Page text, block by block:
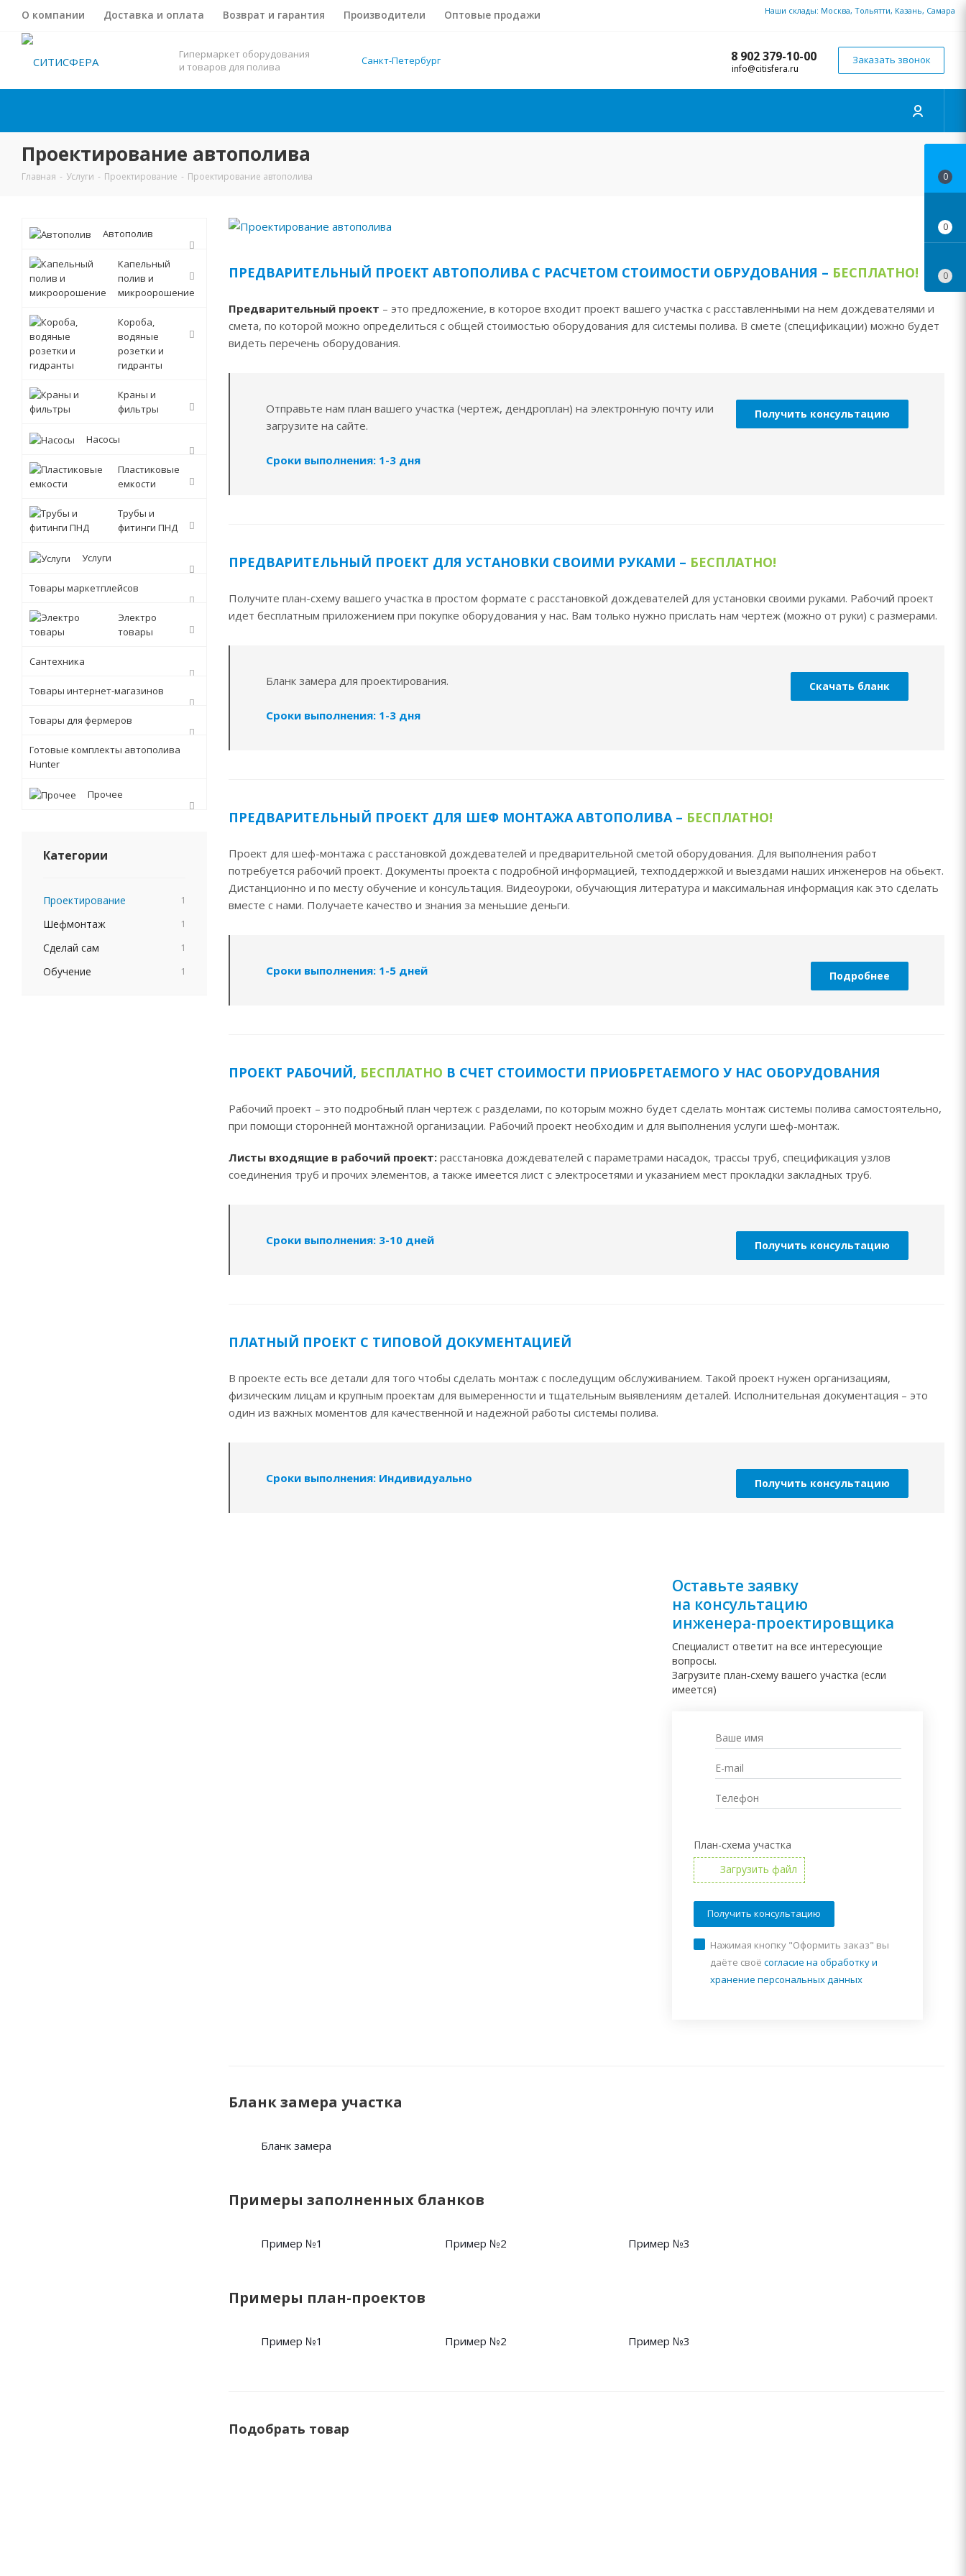
Наши склады: Москва, Тольятти, Казань, Самара
О компании Доставка и оплата Возврат и гарантия Производители Оптовые продажи
Гипермаркет оборудования
и товаров для полива
Санкт-Петербург 8 902 379-10-00
info@citisfera.ru
Заказать звонок
Проектирование автополива
Главная - Услуги - Проектирование - Проектирование автополива
ПРЕДВАРИТЕЛЬНЫЙ ПРОЕКТ АВТОПОЛИВА С РАСЧЕТОМ СТОИМОСТИ ОБРУДОВАНИЯ – БЕСПЛАТНО!
Предварительный проект – это предложение, в которое входит проект вашего участка с расставленными на нем дождевателями и
смета, по которой можно определиться с общей стоимостью оборудования для системы полива. В смете (спецификации) можно будет
видеть перечень оборудования.
Получить консультацию
Отправьте нам план вашего участка (чертеж, дендроплан) на электронную почту или
загрузите на сайте.
Сроки выполнения: 1-3 дня
ПРЕДВАРИТЕЛЬНЫЙ ПРОЕКТ ДЛЯ УСТАНОВКИ СВОИМИ РУКАМИ – БЕСПЛАТНО!
Получите план-схему вашего участка в простом формате с расстановкой дождевателей для установки своими руками. Рабочий проект
идет бесплатным приложением при покупке оборудования у нас. Вам только нужно прислать нам чертеж (можно от руки) с размерами.
Скачать бланк
Бланк замера для проектирования.
Сроки выполнения: 1-3 дня
ПРЕДВАРИТЕЛЬНЫЙ ПРОЕКТ ДЛЯ ШЕФ МОНТАЖА АВТОПОЛИВА – БЕСПЛАТНО!
Проект для шеф-монтажа с расстановкой дождевателей и предварительной сметой оборудования. Для выполнения работ
потребуется рабочий проект. Документы проекта с подробной информацией, техподдержкой и выездами наших инженеров на обьект.
Дистанционно и по месту обучение и консультация. Видеоуроки, обучающия литература и максимальная информация как это сделать
вместе с нами. Получаете качество и знания за меньшие деньги.
Подробнее
Сроки выполнения: 1-5 дней
ПРОЕКТ РАБОЧИЙ, БЕСПЛАТНО В СЧЕТ СТОИМОСТИ ПРИОБРЕТАЕМОГО У НАС ОБОРУДОВАНИЯ
Рабочий проект – это подробный план чертеж с разделами, по которым можно будет сделать монтаж системы полива самостоятельно,
при помощи сторонней монтажной организации. Рабочий проект необходим и для выполнения услуги шеф-монтаж.
Листы входящие в рабочий проект: расстановка дождевателей с параметрами насадок, трассы труб, спецификация узлов
соединения труб и прочих элементов, а также имеется лист с электросетями и указанием мест прокладки закладных труб.
Получить консультацию
Сроки выполнения: 3-10 дней
ПЛАТНЫЙ ПРОЕКТ С ТИПОВОЙ ДОКУМЕНТАЦИЕЙ
В проекте есть все детали для того чтобы сделать монтаж с последущим обслуживанием. Такой проект нужен организациям,
физическим лицам и крупным проектам для вымеренности и тщательным выявлениям деталей. Исполнительная документация – это
один из важных моментов для качественной и надежной работы системы полива.
Получить консультацию
Сроки выполнения: Индивидуально
Оставьте заявку
на консультацию
инженера-проектировщика
Специалист ответит на все интересующие
вопросы.
Загрузите план-схему вашего участка (если
имеется)
План-схема участка
Загрузить файл
Нажимая кнопку "Оформить заказ" вы
даёте своё согласие на обработку и
хранение персональных данных
Бланк замера участка
Бланк замера
Примеры заполненных бланков
Пример №1 Пример №2 Пример №3
Примеры план-проектов
Пример №1 Пример №2 Пример №3
Подобрать товар
Автополив
Капельный
полив и
микроорошение
Короба,
водяные
розетки и
гидранты
Краны и
фильтры
Насосы
Пластиковые
емкости
Трубы и
фитинги ПНД
Услуги
Товары маркетплейсов
Электро
товары
Сантехника
Товары интернет-магазинов
Товары для фермеров
Готовые комплекты автополива
Hunter
Прочее
Категории
Проектирование 1
Шефмонтаж 1
Сделай сам 1
Обучение 1
0
0
0